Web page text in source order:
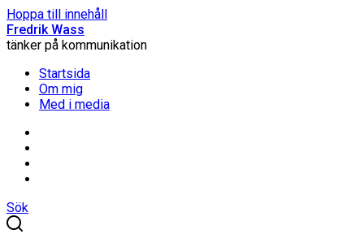
Hoppa till innehåll
Fredrik Wass
tänker på kommunikation
Startsida
Om mig
Med i media
Sök